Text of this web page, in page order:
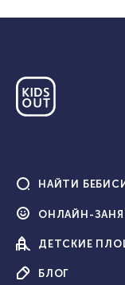
НАЙТИ
ОНЛАЙН-
ДЕТСКИЕ
БЛОГ